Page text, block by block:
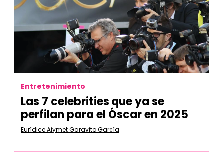
Entretenimiento
Las 7 celebrities que ya se
perfilan para el Óscar en 2025
Eurídice Aiymet Garavito García